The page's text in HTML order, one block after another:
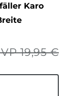
Karo
19,95 €